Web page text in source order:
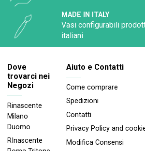
MADE IN ITALY
Vasi configurabili
italiani
Dove
trovarci nei
Negozi
Rinascente
Milano
Duomo
RInascente
Aiuto e Contatti
Come comprare
Spedizioni
Contatti
Privacy Policy and
Modifica Consensi